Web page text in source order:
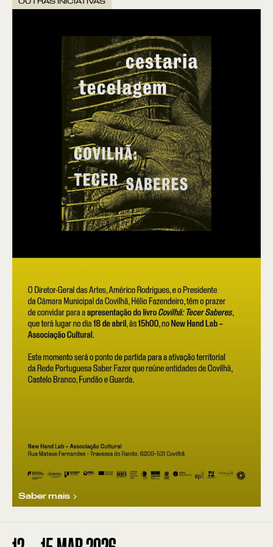
OUTRAS INICIATIVAS
Saber mais